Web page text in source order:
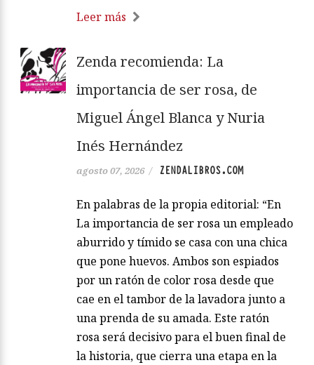
Leer más
Zenda recomienda: La
importancia de ser rosa, de
Miguel Ángel Blanca y Nuria
Inés Hernández
agosto 07, 2026 / ZENDALIBROS.COM
En palabras de la propia editorial: “En
La importancia de ser rosa un empleado
aburrido y tímido se casa con una chica
que pone huevos. Ambos son espiados
por un ratón de color rosa desde que
cae en el tambor de la lavadora junto a
una prenda de su amada. Este ratón
rosa será decisivo para el buen final de
la historia, que cierra una etapa en la